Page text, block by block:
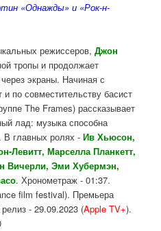
«Однажды» и «Рок-н-
режиссеров,Джон
тропы и продолжает
экраны. Начиная с
и по совместительству басист
The Frames) рассказывает
лад: музыка способна
В главных ролях -Ив Хьюсон,
Левитт,Марселла Планкетт,
Вичерли,Эми Хубермэн,
. Хронометраж - 01:37.
film festival). Премьера
- 29.09.2023 (Apple TV+).